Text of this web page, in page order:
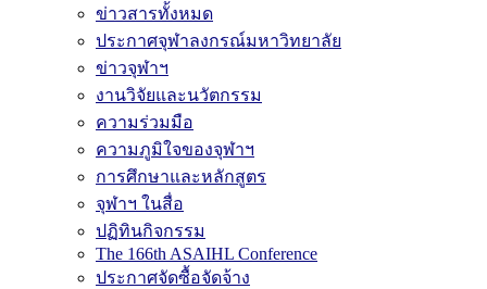
ข่าวสารทั้งหมด
ประกาศจุฬาลงกรณ์มหาวิทยาลัย
ข่าวจุฬาฯ
งานวิจัยและนวัตกรรม
ความร่วมมือ
ความภูมิใจของจุฬาฯ
การศึกษาและหลักสูตร
จุฬาฯ ในสื่อ
ปฏิทินกิจกรรม
The 166th ASAIHL Conference
ประกาศจัดซื้อจัดจ้าง